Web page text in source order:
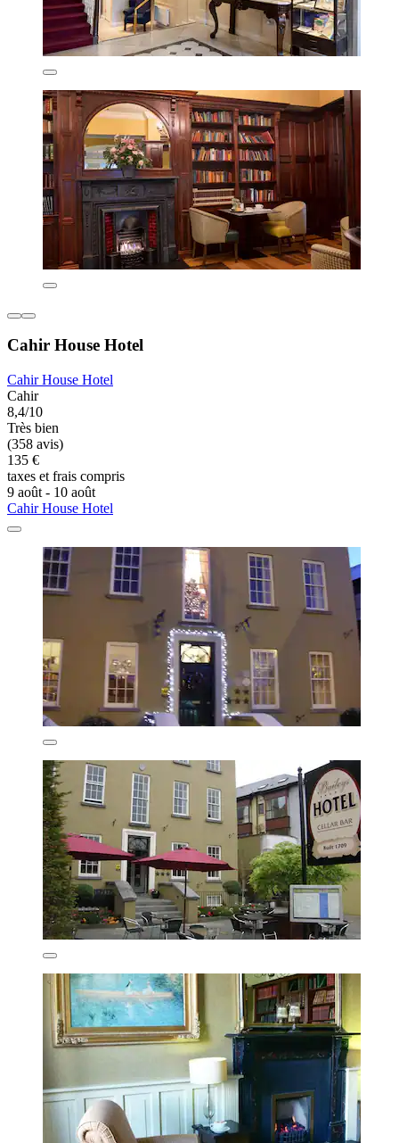
Cahir House Hotel
Cahir House Hotel
Cahir
8,4/10
Très bien
(358 avis)
135 €
taxes et frais compris
9 août - 10 août
Cahir House Hotel